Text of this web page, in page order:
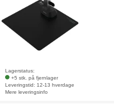
Lagerstatus:
+5 stk. på fjernlager
Leveringstid: 12-13 hverdage
Mere leveringsinfo